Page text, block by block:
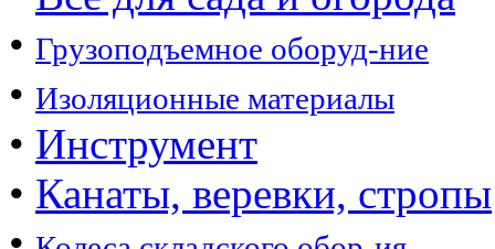
• Грузоподъемное оборуд-ние
• Изоляционные материалы
• Инструмент
• Канаты, веревки, стропы